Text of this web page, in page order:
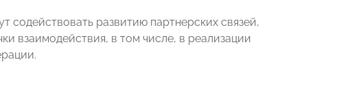
развитию партнерских связей,
взаимодействия, в том числе, в реализации